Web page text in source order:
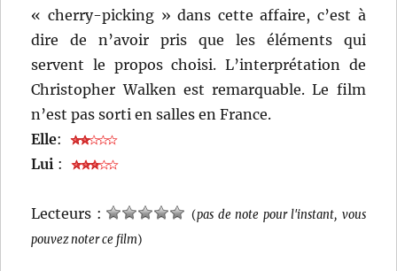
« cherry-picking » dans cette affaire, c’est à
dire de n’avoir pris que les éléments qui
servent le propos choisi. L’interprétation de
Christopher Walken est remarquable. Le film
n’est pas sorti en salles en France.
Elle:
Lui :
Lecteurs : (pas de note pour l'instant, vous
pouvez noter ce film)